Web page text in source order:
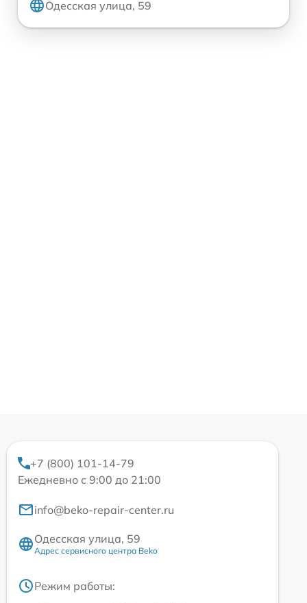
Одесская улица, 59
+7 (800) 101-14-79
Ежедневно с 9:00 до 21:00
info@beko-repair-center.ru
Одесская улица, 59
Адрес сервисного центра Beko
Режим работы: